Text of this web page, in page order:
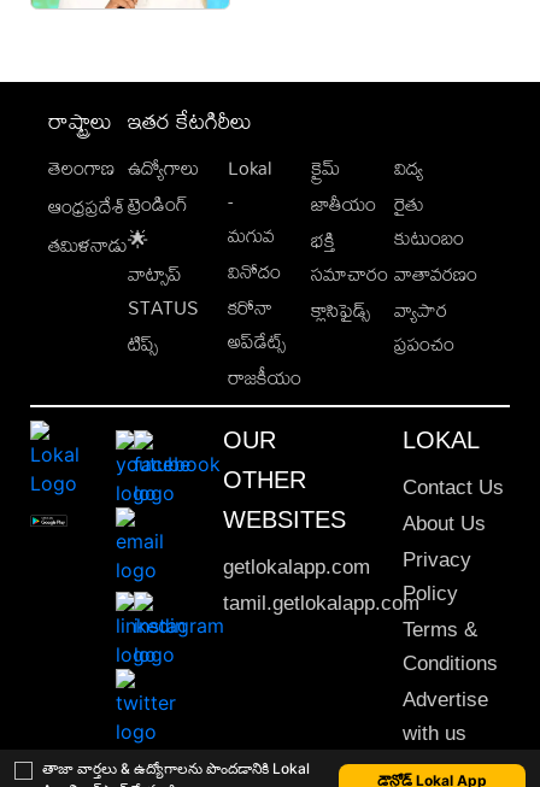
తాజా వార్తలు & ఉద్యోగాలను పొందడానికి Lokal
డౌన్లోడ్ Lokal App
రాష్ట్రాలు
తెలంగాణ
ఆంధ్రప్రదేశ్
తమిళనాడు
ఇతర కేటగిరీలు
ఉద్యోగాలు
ట్రెండింగ్
🌟
వాట్సాప్
STATUS
టిప్స్
Lokal
-
మగువ
వినోదం
కరోనా
అప్‌డేట్స్
రాజకీయం
క్రైమ్
జాతీయం
భక్తి
సమాచారం
క్లాసిఫైడ్స్
విద్య
రైతు
కుటుంబం
వాతావరణం
వ్యాపార
ప్రపంచం
OUR
OTHER
WEBSITES
getlokalapp.com
tamil.getlokalapp.com
LOKAL
Contact Us
About Us
Privacy
Policy
Terms &
Conditions
Advertise
with us
Sitemap